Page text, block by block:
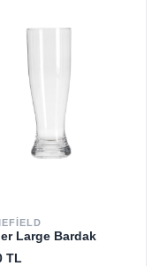
Large Bardak
TL